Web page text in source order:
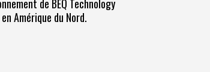
de BEQ Technology
Amérique du Nord.